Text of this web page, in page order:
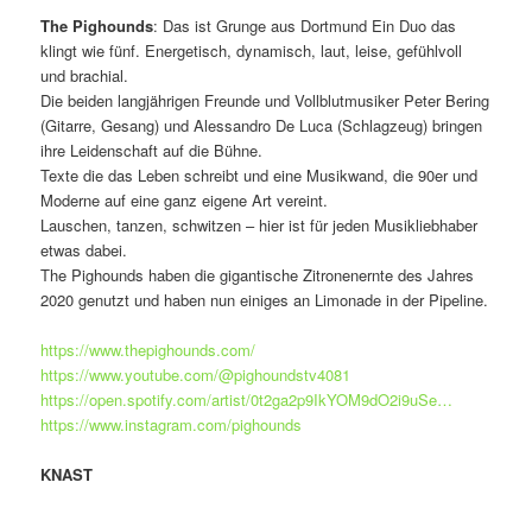
The Pighounds: Das ist Grunge aus Dortmund Ein Duo das
klingt wie fünf. Energetisch, dynamisch, laut, leise, gefühlvoll
und brachial.
Die beiden langjährigen Freunde und Vollblutmusiker Peter Bering
(Gitarre, Gesang) und Alessandro De Luca (Schlagzeug) bringen
ihre Leidenschaft auf die Bühne.
Texte die das Leben schreibt und eine Musikwand, die 90er und
Moderne auf eine ganz eigene Art vereint.
Lauschen, tanzen, schwitzen – hier ist für jeden Musikliebhaber
etwas dabei.
The Pighounds haben die gigantische Zitronenernte des Jahres
2020 genutzt und haben nun einiges an Limonade in der Pipeline.
https://www.thepighounds.com/
https://www.youtube.com/@pighoundstv4081
https://open.spotify.com/artist/0t2ga2p9IkYOM9dO2i9uSe…
https://www.instagram.com/pighounds
KNAST